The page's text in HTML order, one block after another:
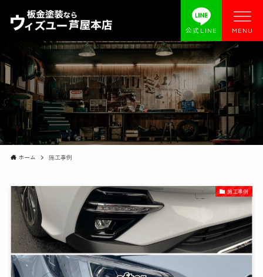
公式LINE MENU
ホーム 施工事例
施工事例